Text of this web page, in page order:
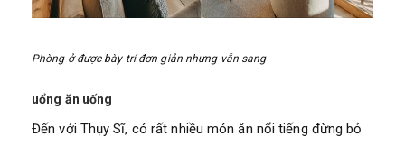
Phòng ở được bày trí đơn giản nhưng vẫn sang
uổng ăn uống
Đến với Thụy Sĩ, có rất nhiều món ăn nổi tiếng đừng bỏ